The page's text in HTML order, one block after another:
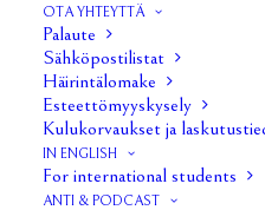
OTA YHTEYTTÄ
Palaute
Sähköpostilistat
Häirintälomake
Esteettömyyskysely
Kulukorvaukset ja
IN ENGLISH
For international students
ANTI & PODCAST
Hallituksen kokous 8/2019
Hallituksen kokous 9/2019
Hallituksen kokous 10/
Hallituksen kokous 11/2019